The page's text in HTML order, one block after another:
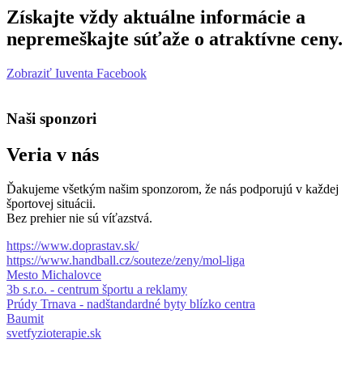
Získajte vždy aktuálne informácie a
nepremeškajte súťaže o atraktívne ceny.
Zobraziť Iuventa Facebook
Naši sponzori
Veria v nás
Ďakujeme všetkým našim sponzorom, že nás podporujú v každej
športovej situácii.
Bez prehier nie sú víťazstvá.
https://www.doprastav.sk/
https://www.handball.cz/souteze/zeny/mol-liga
Mesto Michalovce
3b s.r.o. - centrum športu a reklamy
Prúdy Trnava - nadštandardné byty blízko centra
Baumit
svetfyzioterapie.sk